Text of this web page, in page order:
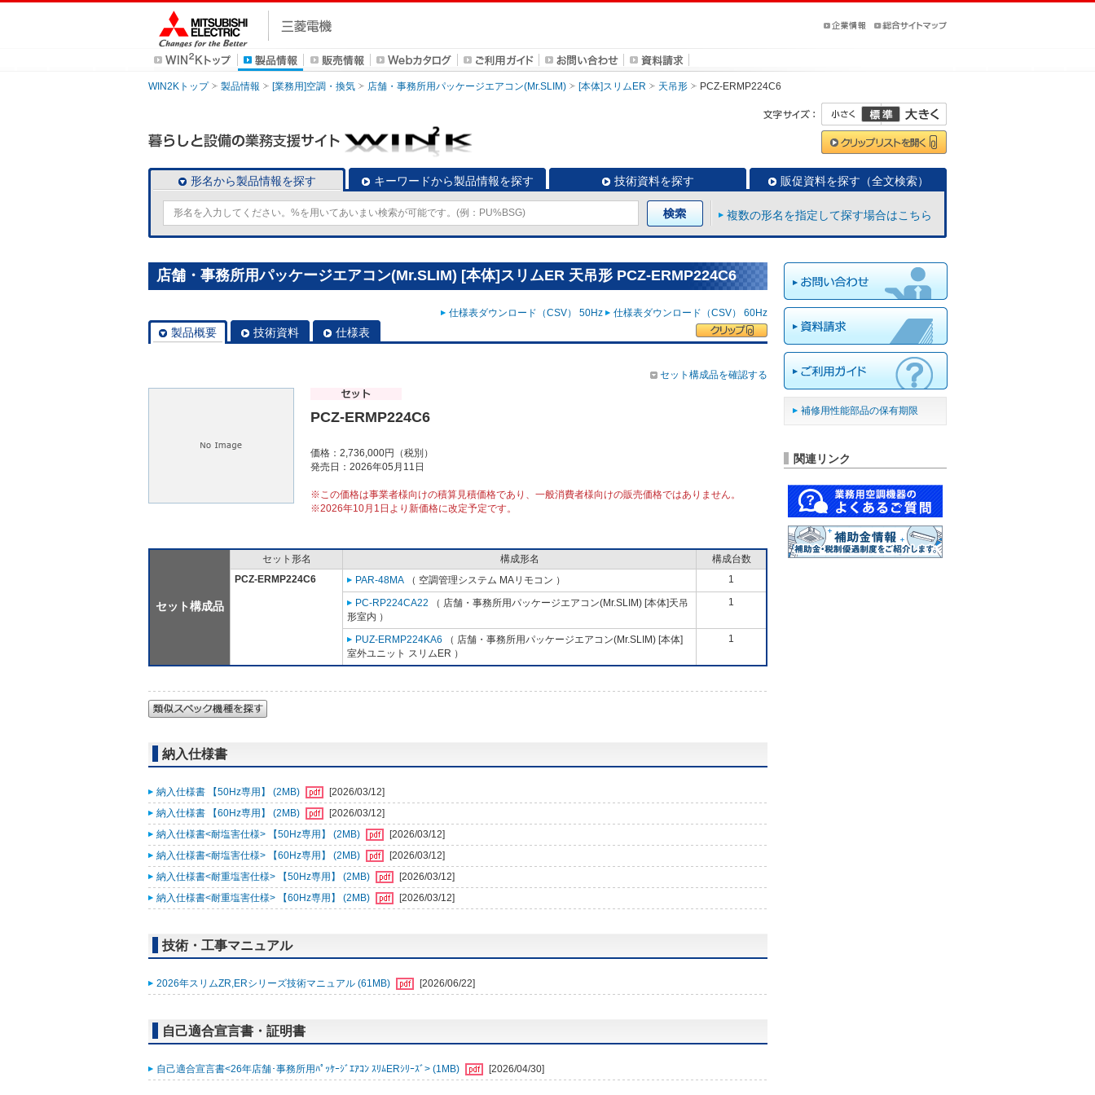
WIN2Kトップ 製品情報 [業務用]空調・換気 店舗・事務所用パッケージエアコン(Mr.SLIM) [本体]スリムER 天吊形 PCZ-ERMP224C6
形名から製品情報を探す キーワードから製品情報を探す 技術資料を探す 販促資料を探す（全文検索）
複数の形名を指定して探す場合はこちら
店舗・事務所用パッケージエアコン(Mr.SLIM) [本体]スリムER 天吊形 PCZ-ERMP224C6
仕様表ダウンロード（CSV） 50Hz 仕様表ダウンロード（CSV） 60Hz
製品概要 技術資料 仕様表
セット構成品を確認する
PCZ-ERMP224C6
価格：2,736,000円（税別）
発売日：2026年05月11日
※この価格は事業者様向けの積算見積価格であり、一般消費者様向けの販売価格ではありません。
※2026年10月1日より新価格に改定予定です。
セット構成品
セット形名 構成形名
構成台数
PCZ-ERMP224C6
PAR-48MA （ 空調管理システム MAリモコン ） 1
PC-RP224CA22 （ 店舗・事務所用パッケージエアコン(Mr.SLIM) [本体]天吊
形室内 ）
1
PUZ-ERMP224KA6 （ 店舗・事務所用パッケージエアコン(Mr.SLIM) [本体]
室外ユニット スリムER ）
1
納入仕様書
納入仕様書 【50Hz専用】 (2MB)
[2026/03/12]
納入仕様書 【60Hz専用】 (2MB)
[2026/03/12]
納入仕様書<耐塩害仕様> 【50Hz専用】 (2MB)
[2026/03/12]
納入仕様書<耐塩害仕様> 【60Hz専用】 (2MB)
[2026/03/12]
納入仕様書<耐重塩害仕様> 【50Hz専用】 (2MB)
[2026/03/12]
納入仕様書<耐重塩害仕様> 【60Hz専用】 (2MB)
[2026/03/12]
技術・工事マニュアル
2026年スリムZR,ERシリーズ技術マニュアル (61MB) [2026/06/22]
自己適合宣言書・証明書
自己適合宣言書<26年店舗･事務所用ﾊﾟｯｹｰｼﾞｴｱｺﾝ ｽﾘﾑERｼﾘｰｽﾞ> (1MB) [2026/04/30]
補修用性能部品の保有期限
関連リンク